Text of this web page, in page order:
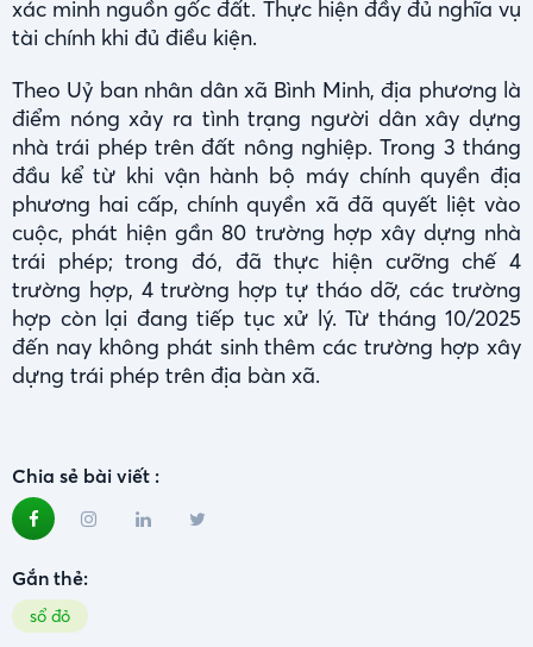
xác minh nguồn gốc đất. Thực hiện đầy đủ nghĩa vụ
tài chính khi đủ điều kiện.
Theo Uỷ ban nhân dân xã Bình Minh, địa phương là
điểm nóng xảy ra tình trạng người dân xây dựng
nhà trái phép trên đất nông nghiệp. Trong 3 tháng
đầu kể từ khi vận hành bộ máy chính quyền địa
phương hai cấp, chính quyền xã đã quyết liệt vào
cuộc, phát hiện gần 80 trường hợp xây dựng nhà
trái phép; trong đó, đã thực hiện cưỡng chế 4
trường hợp, 4 trường hợp tự tháo dỡ, các trường
hợp còn lại đang tiếp tục xử lý. Từ tháng 10/2025
đến nay không phát sinh thêm các trường hợp xây
dựng trái phép trên địa bàn xã.
Chia sẻ bài viết :
Gắn thẻ:
sổ đỏ